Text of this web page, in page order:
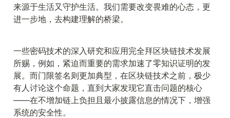
来源于生活又守护生活。我们需要改变畏难的心态，更
进一步地，去构建理解的桥梁。
一些密码技术的深入研究和应用完全拜区块链技术发展
所赐，例如，紧迫而重要的需求加速了零知识证明的发
展。而门限签名则更加典型，在区块链技术之前，极少
有人讨论这个命题，直到大家发现它直击问题的核心
——在不增加链上负担且最小披露信息的情况下，增强
系统的安全性。